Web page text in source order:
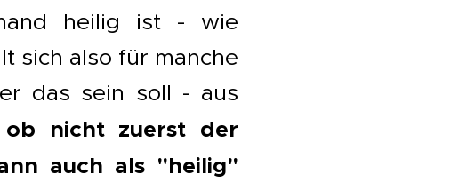
heilig ist - wie
sich also für manche
das sein soll - aus
ob nicht zuerst der
auch als "heilig"